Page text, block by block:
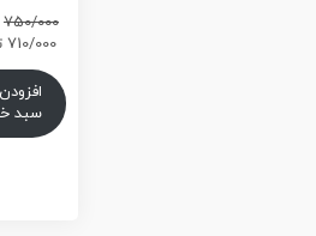
750/000
710/000
سبد